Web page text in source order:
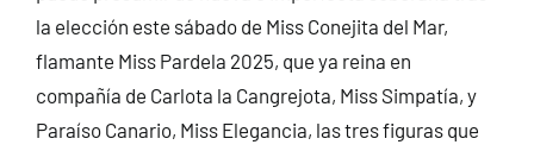
la elección este sábado de Miss Conejita del Mar,
flamante Miss Pardela 2025, que ya reina en
compañía de Carlota la Cangrejota, Miss Simpatía, y
Paraíso Canario, Miss Elegancia, las tres figuras que